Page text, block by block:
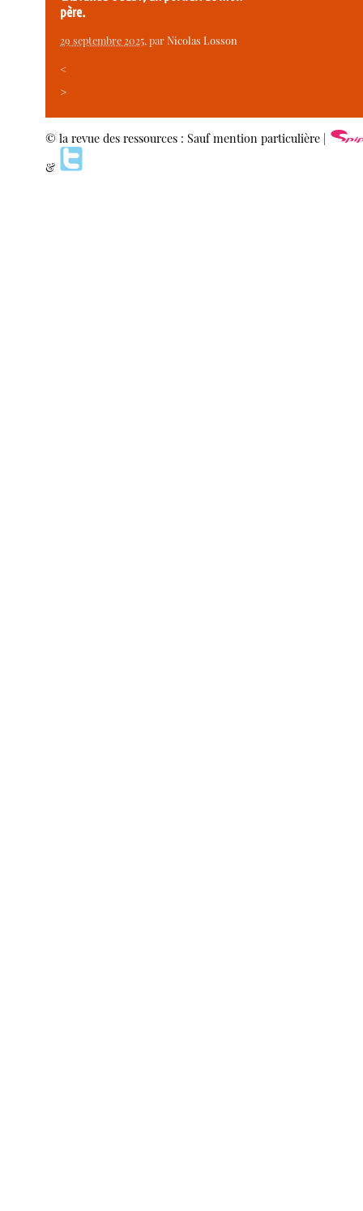
père.
29 septembre 2025, parNicolas Losson
<
>
© la revue des ressources : Sauf mention particulière |
&